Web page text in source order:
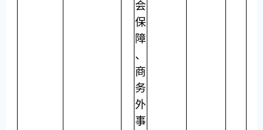
会
保
障
、
商
务
外
事